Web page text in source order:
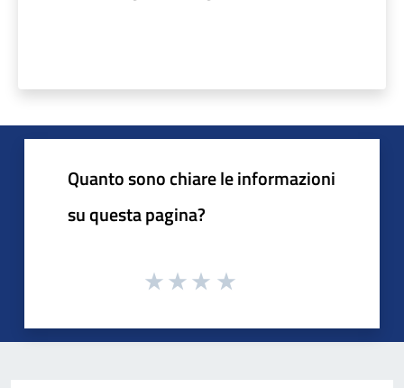
Quanto sono chiare le informazioni
su questa pagina?